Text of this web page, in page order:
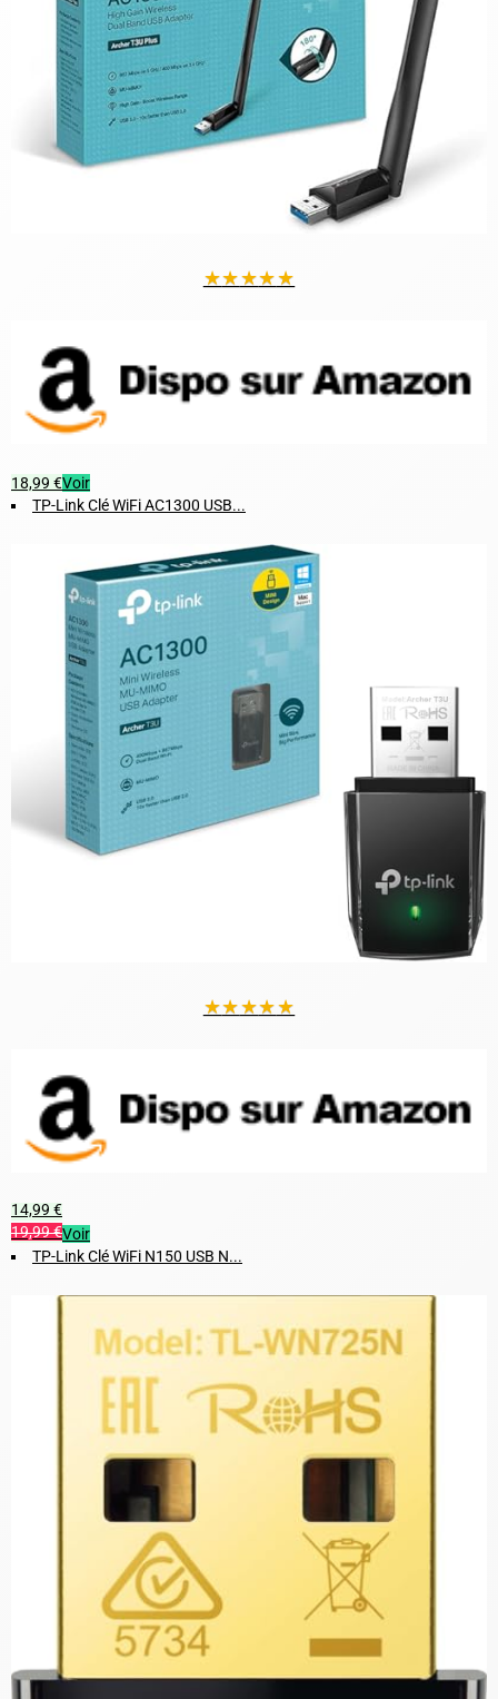
★★★★★
18,99 €Voir
TP-Link Clé WiFi AC1300 USB...
★★★★★
14,99 €
19,99 €Voir
TP-Link Clé WiFi N150 USB N...